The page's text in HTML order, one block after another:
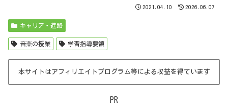
2021.04.10 2026.06.07
キャリア・進路
音楽の授業 学習指導要領
本サイトはアフィリエイトプログラム等による収益を得ています
PR